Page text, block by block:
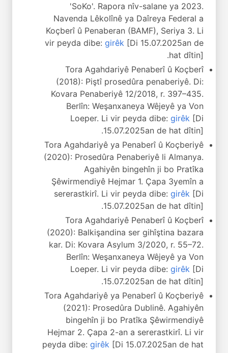
'SoKo'. Rapora nîv-salane ya 2023.
Navenda Lêkolînê ya Daîreya Federal a
Koçberî û Penaberan (BAMF), Seriya 3. Li
vir peyda dibe: girêk [Di 15.07.2025an de
hat dîtin].
Tora Agahdariyê Penaberî û Koçberî
(2018): Piştî prosedûra penaberiyê. Di:
Kovara Penaberiyê 12/2018, r. 397–435.
Berlîn: Weşanxaneya Wêjeyê ya Von
Loeper. Li vir peyda dibe: girêk [Di
15.07.2025an de hat dîtin].
Tora Agahdariyê ya Penaberî û Koçberiyê
(2020): Prosedûra Penaberiyê li Almanya.
Agahiyên bingehîn ji bo Pratîka
Şêwirmendiyê Hejmar 1. Çapa 3yemîn a
sererastkirî. Li vir peyda dibe: girêk [Di
15.07.2025an de hat dîtin].
Tora Agahdariyê Penaberî û Koçberî
(2020): Balkişandina ser gihîştina bazara
kar. Di: Kovara Asylum 3/2020, r. 55–72.
Berlîn: Weşanxaneya Wêjeyê ya Von
Loeper. Li vir peyda dibe: girêk [Di
15.07.2025an de hat dîtin].
Tora Agahdariyê ya Penaberî û Koçberiyê
(2021): Prosedûra Dublinê. Agahiyên
bingehîn ji bo Pratîka Şêwirmendiyê
Hejmar 2. Çapa 2-an a sererastkirî. Li vir
peyda dibe: girêk [Di 15.07.2025an de hat